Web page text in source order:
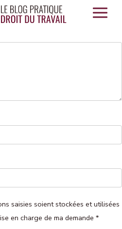
saisies soient stockées et utilisées
en charge de ma demande *